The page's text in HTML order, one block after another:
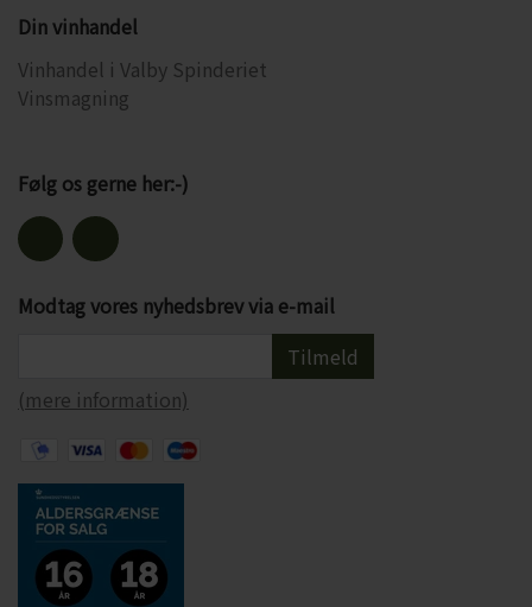
Din vinhandel
Vinhandel i Valby Spinderiet
Vinsmagning
Følg os gerne her:-)
Modtag vores nyhedsbrev via e-mail
Tilmeld
(mere information)